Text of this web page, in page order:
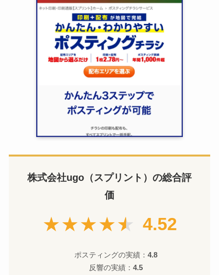
株式会社ugo（スプリント）の総合評
価
★★★★★ 4.52
ポスティングの実績：4.8
反響の実績：4.5